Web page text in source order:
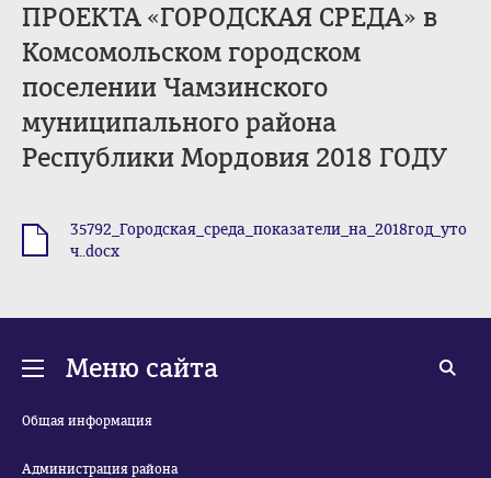
ПРОЕКТА «ГОРОДСКАЯ СРЕДА» в
Комсомольском городском
поселении Чамзинского
муниципального района
Республики Мордовия 2018 ГОДУ
35792_Городская_среда_показатели_на_2018год_уто
ч..docx
Меню сайта
Общая информация
Администрация района